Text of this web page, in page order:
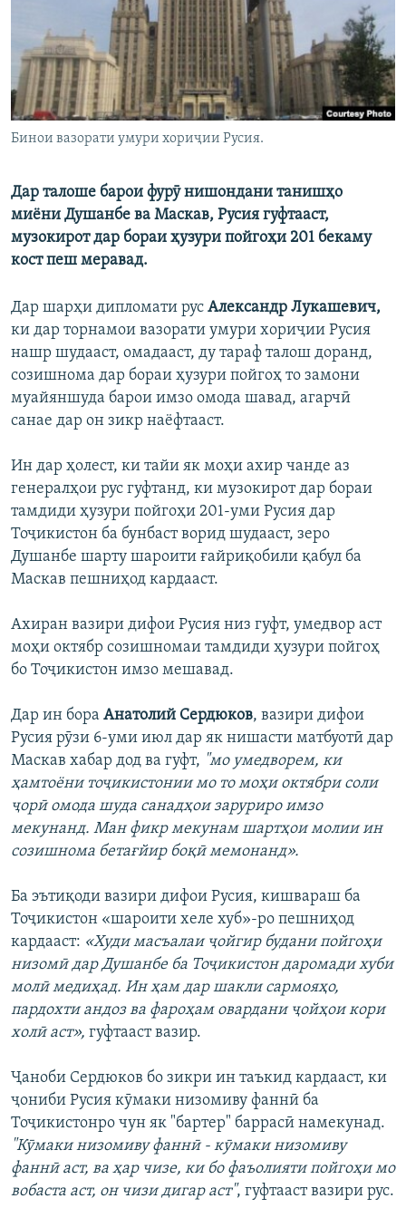
ГУЗОРИШҲОИ РАДИОӢ
Русский
ПАЙГИРӢ КУНЕД
Ҳамаи сомонаҳои RFE/RL
Бинои вазорати умури хориҷии Русия.
Дар талоше барои фурӯ нишондани танишҳо
миёни Душанбе ва Маскав, Русия гуфтааст,
музокирот дар бораи ҳузури пойгоҳи 201 бекаму
кост пеш меравад.
Дар шарҳи дипломати рус Александр Лукашевич,
ки дар торнамои вазорати умури хориҷии Русия
нашр шудааст, омадааст, ду тараф талош доранд,
созишнома дар бораи ҳузури пойгоҳ то замони
муайяншуда барои имзо омода шавад, агарчӣ
санае дар он зикр наёфтааст.
Ин дар ҳолест, ки тайи як моҳи ахир чанде аз
генералҳои рус гуфтанд, ки музокирот дар бораи
тамдиди ҳузури пойгоҳи 201-уми Русия дар
Тоҷикистон ба бунбаст ворид шудааст, зеро
Душанбе шарту шароити ғайриқобили қабул ба
Маскав пешниҳод кардааст.
Ахиран вазири дифои Русия низ гуфт, умедвор аст
моҳи октябр созишномаи тамдиди ҳузури пойгоҳ
бо Тоҷикистон имзо мешавад.
Дар ин бора Анатолий Сердюков, вазири дифои
Русия рӯзи 6-уми июл дар як нишасти матбуотӣ дар
Маскав хабар дод ва гуфт, "мо умедворем, ки
ҳамтоёни тоҷикистонии мо то моҳи октябри соли
ҷорӣ омода шуда санадҳои заруриро имзо
мекунанд. Ман фикр мекунам шартҳои молии ин
созишнома бетағйир боқӣ мемонанд».
Ба эътиқоди вазири дифои Русия, кишвараш ба
Тоҷикистон «шароити хеле хуб»-ро пешниҳод
кардааст: «Худи масъалаи ҷойгир будани пойгоҳи
низомӣ дар Душанбе ба Тоҷикистон даромади хуби
молӣ медиҳад. Ин ҳам дар шакли сармояҳо,
пардохти андоз ва фароҳам овардани ҷойҳои кори
холӣ аст», гуфтааст вазир.
Ҷаноби Сердюков бо зикри ин таъкид кардааст, ки
ҷониби Русия кӯмаки низомиву фаннӣ ба
Тоҷикистонро чун як "бартер" баррасӣ намекунад.
"Кӯмаки низомиву фаннӣ - кӯмаки низомиву
фаннӣ аст, ва ҳар чизе, ки бо фаъолияти пойгоҳи мо
вобаста аст, он чизи дигар аст", гуфтааст вазири рус.